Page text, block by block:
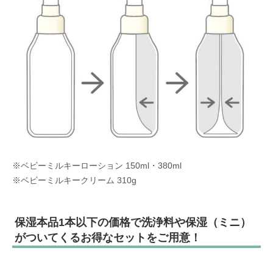
※ベビーミルキーローション 150ml・380ml
※ベビーミルキークリーム 310g
保湿本品1本以下の価格で洗浄料や保湿（ミニ）
がついてくるお得なセットをご用意！